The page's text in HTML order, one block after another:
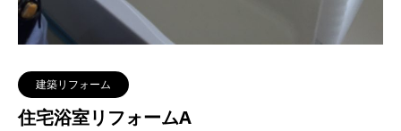
建築リフォーム
住宅浴室リフォームA